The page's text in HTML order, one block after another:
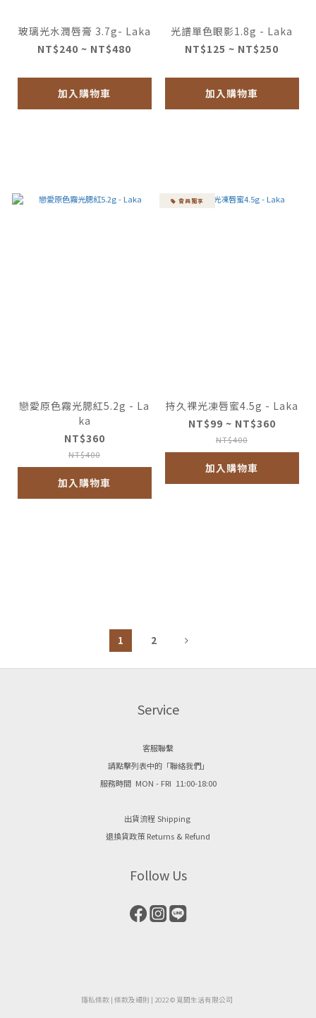
玻璃光水潤唇膏 3.7g- Laka
NT$240 ~ NT$480
加入購物車
光譜單色眼影1.8g - Laka
NT$125 ~ NT$250
加入購物車
戀愛原色霧光腮紅5.2g - La
ka
NT$360
NT$400
加入購物車
會員獨享
持久裸光凍唇蜜4.5g - Laka
NT$99 ~ NT$360
NT$400
加入購物車
1 2
Service
客服聯繫
請點擊列表中的「聯絡我們」
服務時間 MON - FRI 11:00-18:00
出貨流程 Shipping
退換貨政策 Returns & Refund
Follow Us
隱私條款| ​ 條款及細則 | 2022 © 覓間生活有限公司